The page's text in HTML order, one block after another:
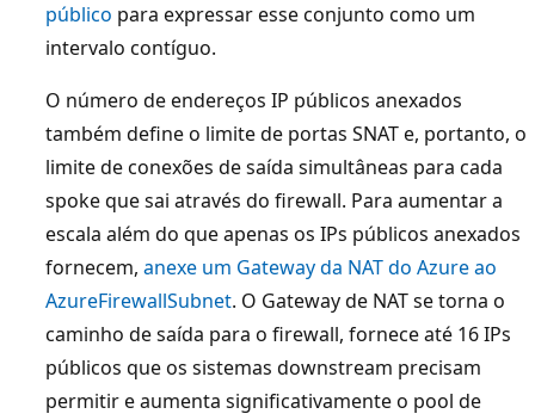
público para expressar esse conjunto como um
intervalo contíguo.
O número de endereços IP públicos anexados
também define o limite de portas SNAT e, portanto, o
limite de conexões de saída simultâneas para cada
spoke que sai através do firewall. Para aumentar a
escala além do que apenas os IPs públicos anexados
fornecem, anexe um Gateway da NAT do Azure ao
AzureFirewallSubnet. O Gateway de NAT se torna o
caminho de saída para o firewall, fornece até 16 IPs
públicos que os sistemas downstream precisam
permitir e aumenta significativamente o pool de